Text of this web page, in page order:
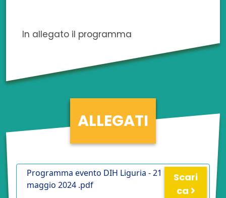
In allegato il programma
ALLEGATI
Programma evento DIH Liguria - 21
maggio 2024 .pdf
Scari
ca